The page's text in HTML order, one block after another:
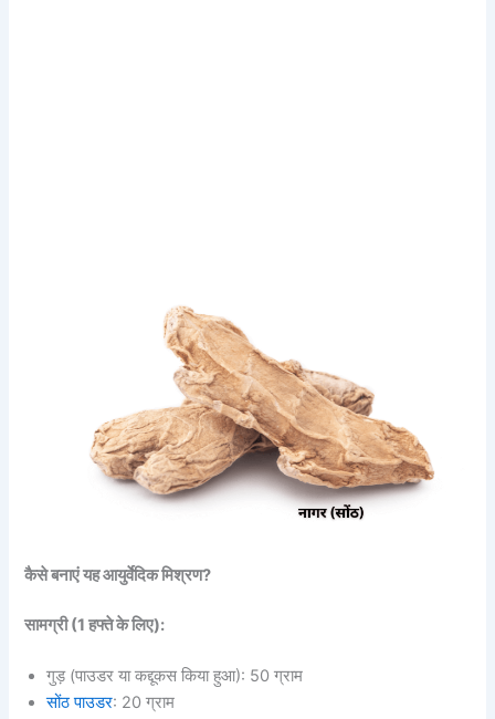
कैसे बनाएं यह आयुर्वेदिक मिश्रण?
सामग्री (1 हफ्ते के लिए):
गुड़ (पाउडर या कद्दूकस किया हुआ): 50 ग्राम
सोंठ पाउडर: 20 ग्राम